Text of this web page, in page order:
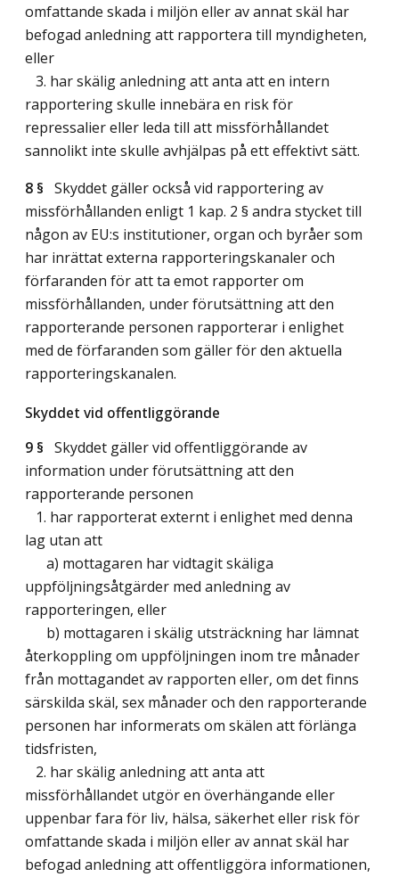
omfattande skada i miljön eller av annat skäl har
befogad anledning att rapportera till myndigheten,
eller
3. har skälig anledning att anta att en intern
rapportering skulle innebära en risk för
repressalier eller leda till att missförhållandet
sannolikt inte skulle avhjälpas på ett effektivt sätt.
8 § Skyddet gäller också vid rapportering av
missförhållanden enligt 1 kap. 2 § andra stycket till
någon av EU:s institutioner, organ och byråer som
har inrättat externa rapporteringskanaler och
förfaranden för att ta emot rapporter om
missförhållanden, under förutsättning att den
rapporterande personen rapporterar i enlighet
med de förfaranden som gäller för den aktuella
rapporteringskanalen.
Skyddet vid offentliggörande
9 § Skyddet gäller vid offentliggörande av
information under förutsättning att den
rapporterande personen
1. har rapporterat externt i enlighet med denna
lag utan att
a) mottagaren har vidtagit skäliga
uppföljningsåtgärder med anledning av
rapporteringen, eller
b) mottagaren i skälig utsträckning har lämnat
återkoppling om uppföljningen inom tre månader
från mottagandet av rapporten eller, om det finns
särskilda skäl, sex månader och den rapporterande
personen har informerats om skälen att förlänga
tidsfristen,
2. har skälig anledning att anta att
missförhållandet utgör en överhängande eller
uppenbar fara för liv, hälsa, säkerhet eller risk för
omfattande skada i miljön eller av annat skäl har
befogad anledning att offentliggöra informationen,